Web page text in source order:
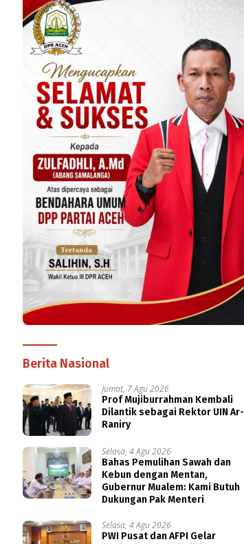
Berita Nasional
Jumat, 7 Agu 2026
Prof Mujiburrahman Kembali
Dilantik sebagai Rektor UIN Ar-
Raniry
Selasa, 4 Agu 2026
Bahas Pemulihan Sawah dan
Kebun dengan Mentan,
Gubernur Mualem: Kami Butuh
Dukungan Pak Menteri
Selasa, 4 Agu 2026
PWI Pusat dan AFPI Gelar